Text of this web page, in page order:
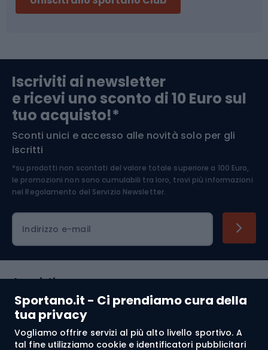
Sportano.it - Ci prendiamo cura della
tua privacy
Vogliamo offrire servizi al più alto livello sportivo. A
tal fine utilizziamo cookie e identificatori pubblicitari
Abbigliamento da escursionismo
Componenti per biciclette
Arrampicata
Medicina dello sport
Abbigliamento ciclistico
Iscriviti ai newsletter
e ricevi uno sconto di 10 Euro sul
tuo acquisto!*
Sconti unici e accesso alle novità solo per gli
iscritti
*su prodotti non scontati del valore totale superiore a 100 Euro,
le promozioni non sono cumulabili tra loro, trovi più informazioni
nel Regolamento del Servizio Newsletter.
Indirizzo e-mail
Acquisti
Servizio clienti
Regolamento